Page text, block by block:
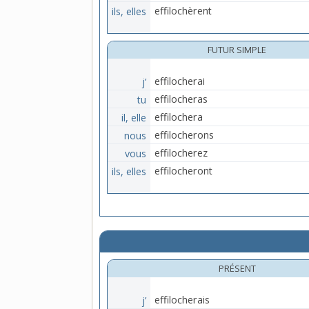
ils, elles effilochèrent
FUTUR SIMPLE
j’
effilocherai
tu
effilocheras
il, elle
effilochera
nous
effilocherons
vous
effilocherez
ils, elles
effilocheront
PRÉSENT
j’ effilocherais